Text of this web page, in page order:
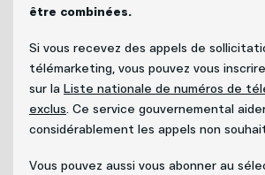
Internet
Téléphonie
Mon Sogetel
Nouvelles
être combinées.
Si vous recevez des appels de
télémarketing, vous pouvez vous
sur la Liste nationale de numéros de
exclus. Ce service gouvernemental
considérablement les appels non
Vous pouvez aussi vous abonner au